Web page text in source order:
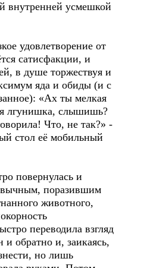
внутренней усмешкой
удовлетворение от
сатисфакции, и
в душе торжествуя и
яда и обиды (и с
«Ах ты мелкая
лгунишка, слышишь?
Что, не так?» -
стол её мобильный
повернулась и
поразившим
животного,
переводила взгляд
обратно и, заикаясь,
но лишь